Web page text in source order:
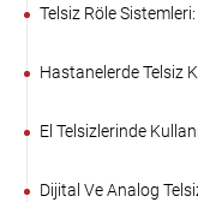
Telsiz Röle
Hastanelerde Telsiz
El Telsizlerinde
Dijital Ve Analog